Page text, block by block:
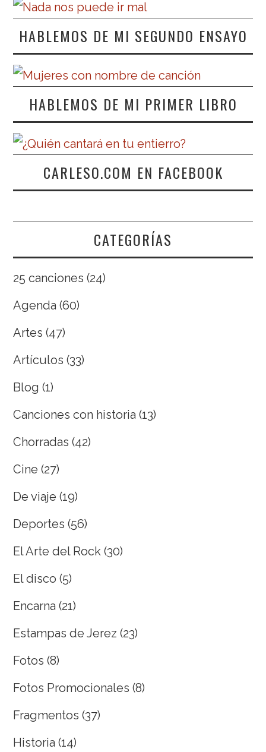
HABLEMOS DE MI SEGUNDO ENSAYO
HABLEMOS DE MI PRIMER LIBRO
CARLESO.COM EN FACEBOOK
CATEGORÍAS
25 canciones (24)
Agenda (60)
Artes (47)
Artículos (33)
Blog (1)
Canciones con historia (13)
Chorradas (42)
Cine (27)
De viaje (19)
Deportes (56)
El Arte del Rock (30)
El disco (5)
Encarna (21)
Estampas de Jerez (23)
Fotos (8)
Fotos Promocionales (8)
Fragmentos (37)
Historia (14)